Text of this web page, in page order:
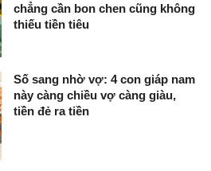
chẳng cần bon chen cũng không
thiếu tiền tiêu
Số sang nhờ vợ: 4 con giáp nam
này càng chiều vợ càng giàu,
tiền đẻ ra tiền